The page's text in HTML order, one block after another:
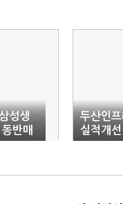
성생
반매
두산인
실적개